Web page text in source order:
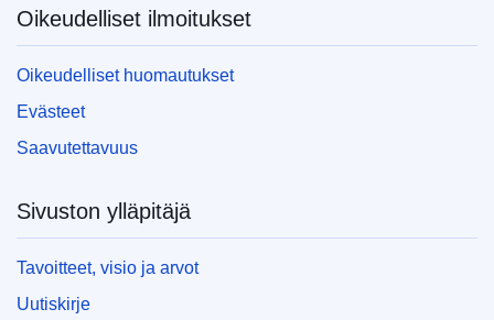
Oikeudelliset ilmoitukset
Oikeudelliset huomautukset
Evästeet
Saavutettavuus
Sivuston ylläpitäjä
Tavoitteet, visio ja arvot
Uutiskirje